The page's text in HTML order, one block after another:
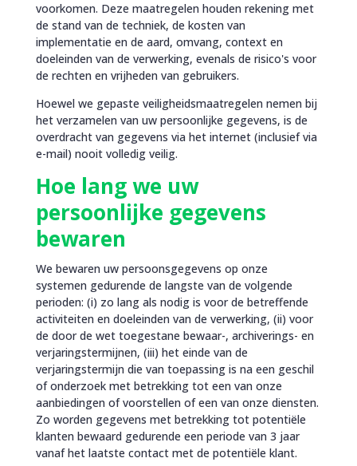
voorkomen. Deze maatregelen houden rekening met
de stand van de techniek, de kosten van
implementatie en de aard, omvang, context en
doeleinden van de verwerking, evenals de risico's voor
de rechten en vrijheden van gebruikers.
Hoewel we gepaste veiligheidsmaatregelen nemen bij
het verzamelen van uw persoonlijke gegevens, is de
overdracht van gegevens via het internet (inclusief via
e-mail) nooit volledig veilig.
Hoe lang we uw
persoonlijke gegevens
bewaren
We bewaren uw persoonsgegevens op onze
systemen gedurende de langste van de volgende
perioden: (i) zo lang als nodig is voor de betreffende
activiteiten en doeleinden van de verwerking, (ii) voor
de door de wet toegestane bewaar-, archiverings- en
verjaringstermijnen, (iii) het einde van de
verjaringstermijn die van toepassing is na een geschil
of onderzoek met betrekking tot een van onze
aanbiedingen of voorstellen of een van onze diensten.
Zo worden gegevens met betrekking tot potentiële
klanten bewaard gedurende een periode van 3 jaar
vanaf het laatste contact met de potentiële klant.